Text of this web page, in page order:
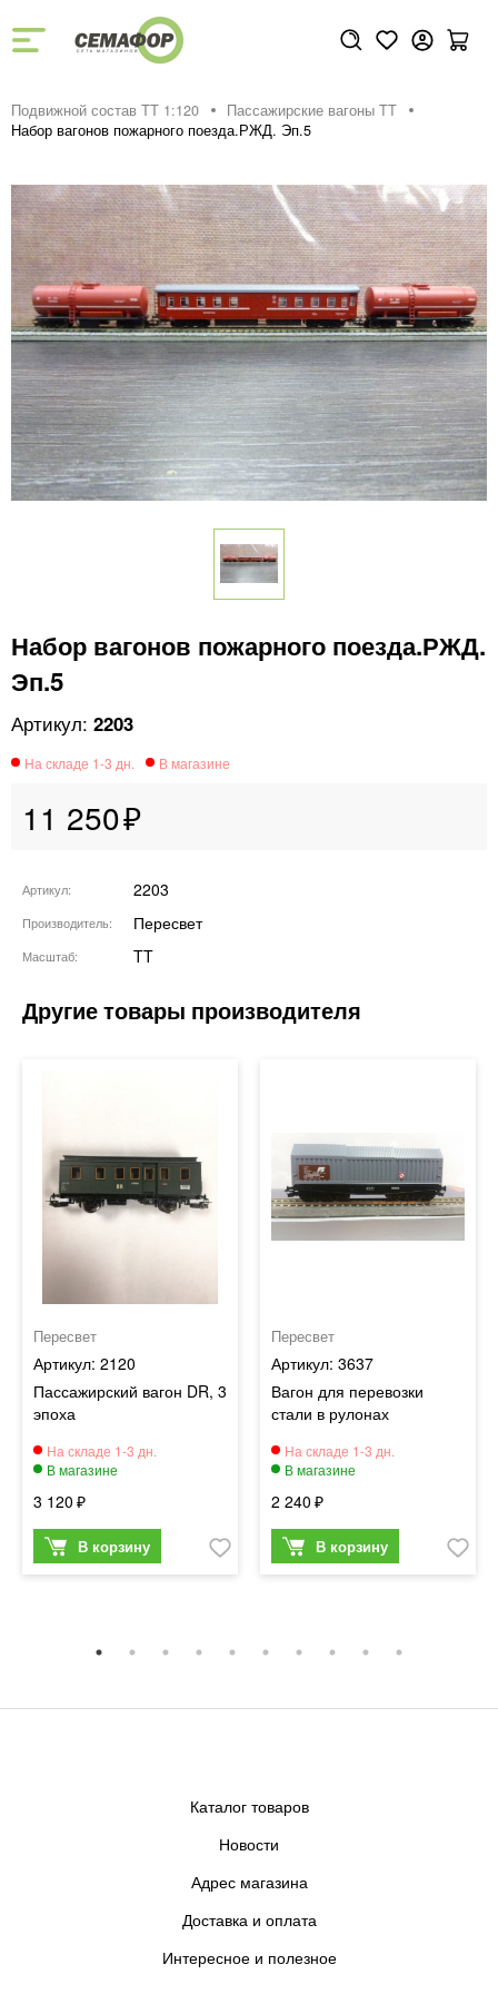
Подвижной состав ТТ 1:120
Пассажирские вагоны TT
Набор вагонов пожарного поезда.РЖД. Эп.5
Набор вагонов пожарного поезда.РЖД.
Эп.5
2203
11 250
Артикул 2203
Производитель Пересвет
Масштаб TT
Пересвет
2120
Пассажирский вагон DR, 3
эпоха
3 120
Пересвет
3637
Вагон для перевозки
стали в рулонах
2 240
Каталог товаров
Новости
Адрес магазина
Доставка и оплата
Интересное и полезное